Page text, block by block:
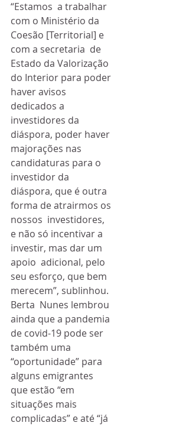
“Estamos  a trabalhar
com o Ministério da
Coesão [Territorial] e
com a secretaria  de
Estado da Valorização
do Interior para poder
haver avisos
dedicados a
investidores da
diáspora, poder haver
majorações nas
candidaturas para o
investidor da
diáspora, que é outra
forma de atrairmos os
nossos  investidores,
e não só incentivar a
investir, mas dar um
apoio  adicional, pelo
seu esforço, que bem
merecem”, sublinhou.
Berta  Nunes lembrou
ainda que a pandemia
de covid-19 pode ser
também uma
“oportunidade” para
alguns emigrantes
que estão “em
situações mais
complicadas” e até “já